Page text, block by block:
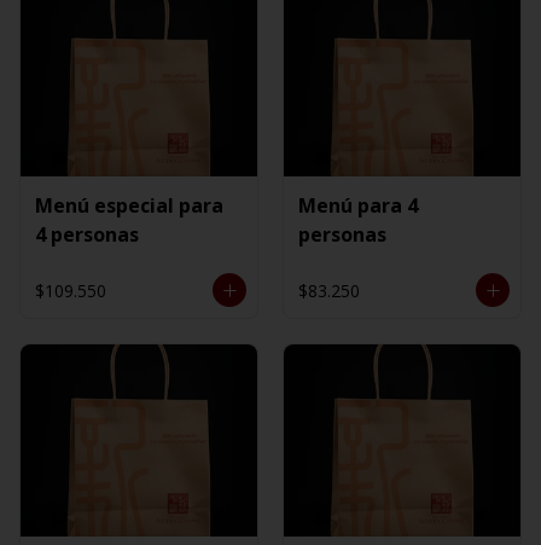
Menú especial para
4 personas
$109.550
Menú para 4
personas
$83.250